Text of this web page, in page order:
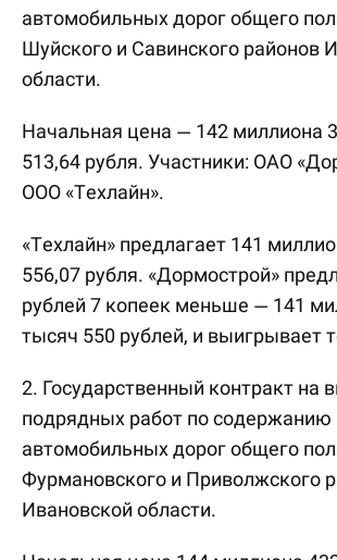
автомобильных дорог общего
Шуйского и Савинского районов
области.
Начальная цена — 142 миллиона
513,64 рубля. Участники: ОАО
ООО «Техлайн».
«Техлайн» предлагает 141
556,07 рубля. «Дормострой»
рублей 7 копеек меньше — 141
тысяч 550 рублей, и выигрывает
2. Государственный контракт на
подрядных работ по содержанию
автомобильных дорог общего
Фурмановского и Приволжского
Ивановской области.